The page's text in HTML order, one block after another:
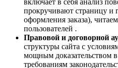
включает в себя анализ
прокручивают страницу и
оформления заказа),
пользователей .
Правовой и договорной
структуры сайта с
мощным доказательством в
требованиям